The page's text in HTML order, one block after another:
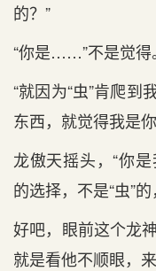
的？”
“你是……”不是觉得
“就因为“虫”肯爬
东西，就觉得我是
龙傲天摇头，“你
的选择，不是“虫”
好吧，眼前这个龙
就是看他不顺眼，